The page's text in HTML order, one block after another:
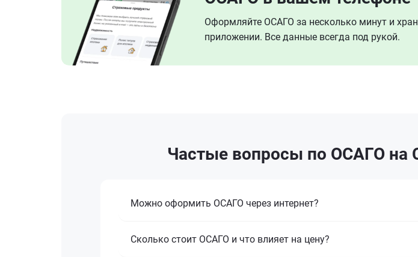
Оформляйте ОСАГО за несколько минут и
приложении. Все данные всегда под рукой.
Частые вопросы по ОСАГО на
Можно оформить ОСАГО через интернет?
Сколько стоит ОСАГО и что влияет на цену?